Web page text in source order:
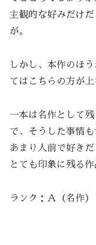
主観的な好みだけ
が。
しかし、本作のほ
てはこちらの方が上
一本は名作として
で、そうした事情
あまり人前で好き
とても印象に残る作
ランク：Ａ（名作）